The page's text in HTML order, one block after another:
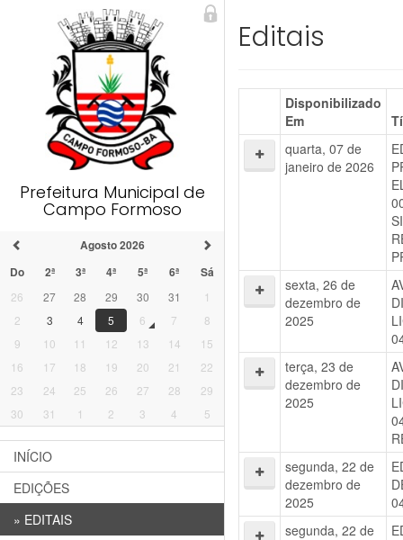
Prefeitura Municipal de
Campo Formoso
Agosto 2026
Do
2ª 3ª 4ª 5ª 6ª Sá
26 27 28 29 30 31
1
2
3 4 5 6 7
8
9
10 11 12 13 14
15
16
17 18 19 20 21
22
23
24 25 26 27 28
29
30
31 1 2 3 4 5
INÍCIO
EDIÇÕES
» EDITAIS
Editais
Disponibilizado
Em
quarta, 07 de
janeiro de 2026
sexta, 26 de
dezembro de
2025
terça, 23 de
dezembro de
2025
segunda, 22 de
dezembro de
2025
segunda, 22 de